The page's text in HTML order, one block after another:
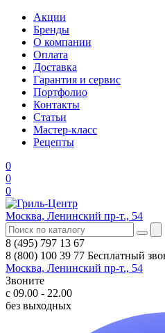
Акции
Бренды
О компании
Оплата
Доставка
Гарантия и сервис
Портфолио
Контакты
Статьи
Мастер-класс
Рецепты
0
0
0
Москва, Ленинский пр-т., 54
8 (495) 797 13 67
8 (800) 100 39 77 Бесплатный
Москва, Ленинский пр-т., 54
Звоните
с 09.00 - 22.00
без выходных